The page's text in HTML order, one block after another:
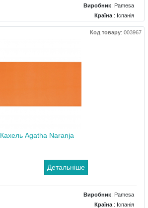
Виробник: Pamesa
Країна : Іспанія
Поверхня: Глянцевий
Колір: Помаранчевий
Код товару: 003967
Кахель Agatha Naranja
Детальніше
Виробник: Pamesa
Країна : Іспанія